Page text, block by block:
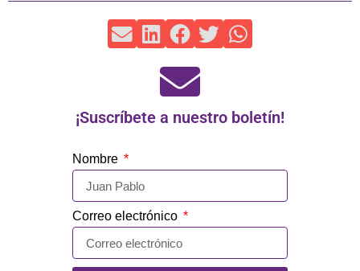
¡Suscríbete a nuestro boletín!
Nombre
Correo electrónico